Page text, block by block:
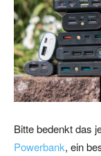
Bitte bedenkt das
Powerbank, ein